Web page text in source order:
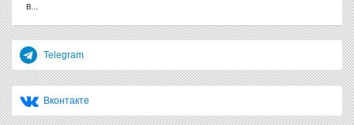
в...
Telegram
Вконтакте